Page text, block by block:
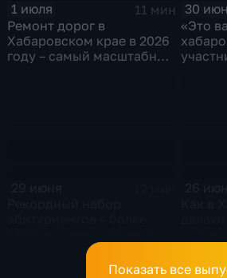
1 июля
11 мин
Ремонт дорог в
Хабаровском крае в 2026
году – самый масштабный
30
«Это
Хабаровском
Показать все